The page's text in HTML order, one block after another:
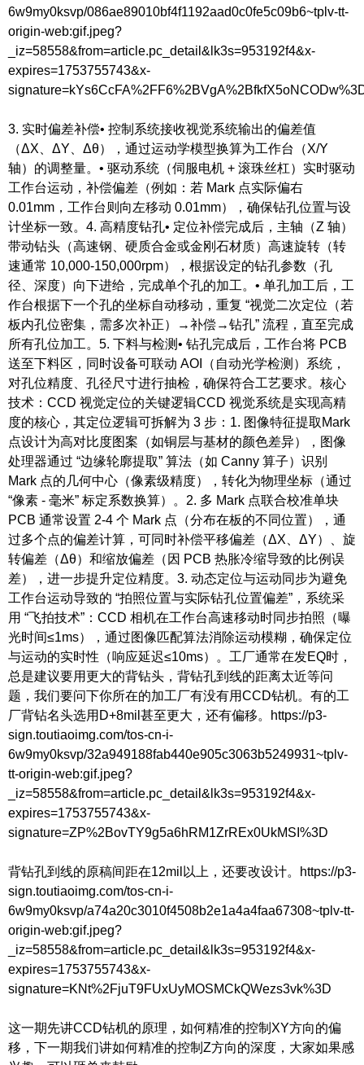
6w9my0ksvp/086ae89010bf4f1192aad0c0fe5c09b6~tplv-tt-
origin-web:gif.jpeg?
_iz=58558&from=article.pc_detail&lk3s=953192f4&x-
expires=1753755743&x-
3. 实时偏差补偿• 控制系统接收视觉系统输出的偏差值
（ΔX、ΔY、Δθ），通过运动学模型换算为工作台（X/Y
轴）的调整量。• 驱动系统（伺服电机 + 滚珠丝杠）实时驱动
工作台运动，补偿偏差（例如：若 Mark 点实际偏右
0.01mm，工作台则向左移动 0.01mm），确保钻孔位置与设
计坐标一致。4. 高精度钻孔• 定位补偿完成后，主轴（Z 轴）
带动钻头（高速钢、硬质合金或金刚石材质）高速旋转（转
速通常 10,000-150,000rpm），根据设定的钻孔参数（孔
径、深度）向下进给，完成单个孔的加工。• 单孔加工后，工
作台根据下一个孔的坐标自动移动，重复 “视觉二次定位（若
板内孔位密集，需多次补正）→补偿→钻孔” 流程，直至完成
所有孔位加工。5. 下料与检测• 钻孔完成后，工作台将 PCB
送至下料区，同时设备可联动 AOI（自动光学检测）系统，
对孔位精度、孔径尺寸进行抽检，确保符合工艺要求。核心
技术：CCD 视觉定位的关键逻辑CCD 视觉系统是实现高精
度的核心，其定位逻辑可拆解为 3 步：1. 图像特征提取Mark
点设计为高对比度图案（如铜层与基材的颜色差异），图像
处理器通过 “边缘轮廓提取” 算法（如 Canny 算子）识别
Mark 点的几何中心（像素级精度），转化为物理坐标（通过
“像素 - 毫米” 标定系数换算）。2. 多 Mark 点联合校准单块
PCB 通常设置 2-4 个 Mark 点（分布在板的不同位置），通
过多个点的偏差计算，可同时补偿平移偏差（ΔX、ΔY）、旋
转偏差（Δθ）和缩放偏差（因 PCB 热胀冷缩导致的比例误
差），进一步提升定位精度。3. 动态定位与运动同步为避免
工作台运动导致的 “拍照位置与实际钻孔位置偏差”，系统采
用 “飞拍技术”：CCD 相机在工作台高速移动时同步拍照（曝
光时间≤1ms），通过图像匹配算法消除运动模糊，确保定位
与运动的实时性（响应延迟≤10ms）。工厂通常在发EQ时，
总是建议要用更大的背钻头，背钻孔到线的距离太近等问
题，我们要问下你所在的加工厂有没有用CCD钻机。有的工
厂背钻名头选用D+8mil甚至更大，还有偏移。https://p3-
sign.toutiaoimg.com/tos-cn-i-
6w9my0ksvp/32a949188fab440e905c3063b5249931~tplv-
tt-origin-web:gif.jpeg?
_iz=58558&from=article.pc_detail&lk3s=953192f4&x-
expires=1753755743&x-
signature=ZP%2BovTY9g5a6hRM1ZrREx0UkMSI%3D
背钻孔到线的原稿间距在12mil以上，还要改设计。https://p3-
sign.toutiaoimg.com/tos-cn-i-
6w9my0ksvp/a74a20c3010f4508b2e1a4a4faa67308~tplv-tt-
origin-web:gif.jpeg?
_iz=58558&from=article.pc_detail&lk3s=953192f4&x-
expires=1753755743&x-
signature=KNt%2FjuT9FUxUyMOSMCkQWezs3vk%3D
这一期先讲CCD钻机的原理，如何精准的控制XY方向的偏
移，下一期我们讲如何精准的控制Z方向的深度，大家如果感